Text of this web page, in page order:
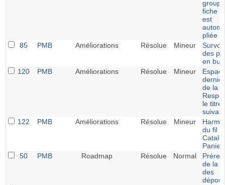
fiche
est
pliée
85
PMB Améliorations Résolue Mineur
Survol
des
en
120
PMB Améliorations Résolue Mineur
de la
le titre
suivant
122
PMB Améliorations Résolue Mineur
du fil
50
PMB Roadmap Résolue Normal
de la
des